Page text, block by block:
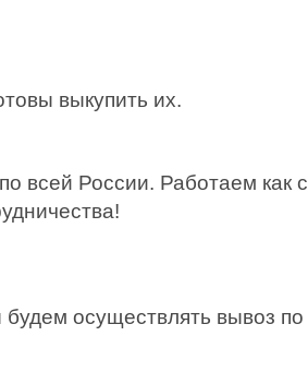
выкупить их.
всей России. Работаем как с
осуществлять вывоз по